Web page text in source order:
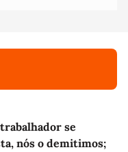
se
nós o demitimos;